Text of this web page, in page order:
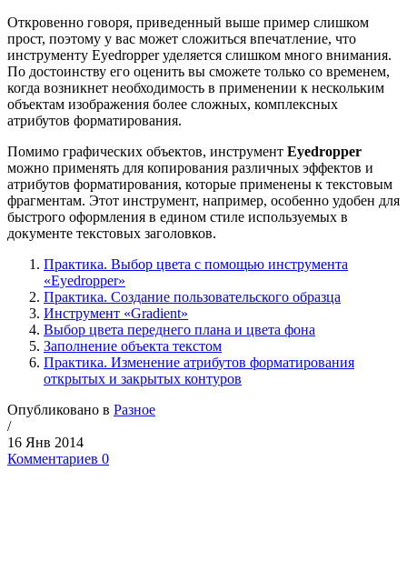
Откровенно говоря, приведенный выше пример слишком
прост, поэтому у вас может сложиться впечатление, что
инструменту Eyedropper уделяется слишком много внимания.
По достоинству его оценить вы сможете только со временем,
когда возникнет необходимость в применении к нескольким
объектам изображения более сложных, комплексных
атрибутов форматирования.
Помимо графических объектов, инструмент Eyedropper
можно применять для копирования различных эффектов и
атрибутов форматирования, которые применены к текстовым
фрагментам. Этот инструмент, например, особенно удобен для
быстрого оформления в едином стиле используемых в
документе текстовых заголовков.
Практика. Выбор цвета с помощью инструмента
«Eyedropper»
Практика. Создание пользовательского образца
Инструмент «Gradient»
Выбор цвета переднего плана и цвета фона
Заполнение объекта текстом
Практика. Изменение атрибутов форматирования
открытых и закрытых контуров
Опубликовано в Разное
/
16 Янв 2014
Комментариев 0